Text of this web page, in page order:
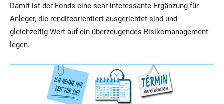
Damit ist der Fonds eine sehr interessante Ergänzung für
Anleger, die renditeorientiert ausgerichtet sind und
gleichzeitig Wert auf ein überzeugendes Risikomanagement
legen.